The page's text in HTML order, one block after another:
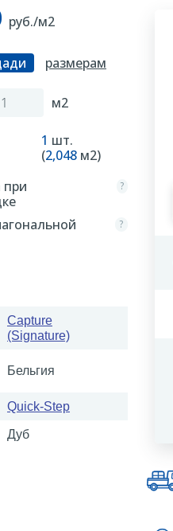
руб./м2
размерам
м2
1 шт.
(2,048м2)
при
?
?
Capture
(Signature)
Бельгия
Quick-Step
Дуб